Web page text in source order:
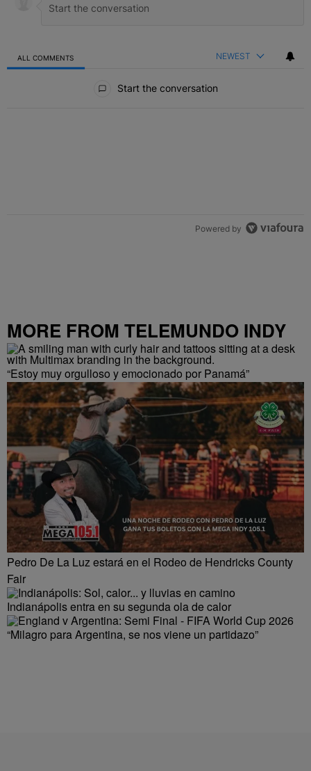
ALL COMMENTS NEWEST
Start the conversation
Powered by
MORE FROM TELEMUNDO INDY
“Estoy muy orgulloso y emocionado por Panamá”
Pedro De La Luz estará en el Rodeo de Hendricks County
Fair
Indianápolis entra en su segunda ola de calor
“Milagro para Argentina, se nos viene un partidazo”